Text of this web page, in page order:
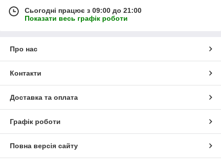
Сьогодні працює з 09:00 до 21:00
Показати весь графік роботи
Про нас
Контакти
Доставка та оплата
Графік роботи
Повна версія сайту